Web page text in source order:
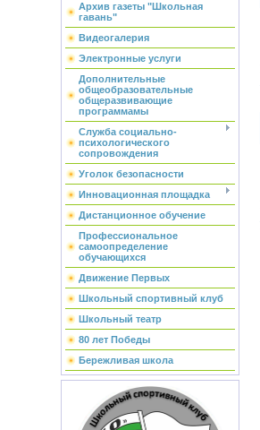
Архив газеты "Школьная
гавань"
Видеогалерия
Электронные услуги
Дополнительные
общеобразовательные
общеразвивающие
программамы
Служба социально-
психологического
сопровождения
Уголок безопасности
Инновационная площадка
Дистанционное обучение
Профессиональное
самоопределение
обучающихся
Движение Первых
Школьный спортивный клуб
Школьный театр
80 лет Победы
Бережливая школа